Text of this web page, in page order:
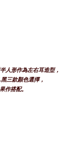
人形作為左右耳造型，
.黑三款顏色選擇，
作搭配。